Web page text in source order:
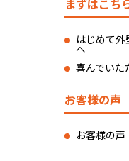
はじめて
へ
喜んでいた
お客様の声
お客様の声